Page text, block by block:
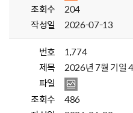
조회수
204
작성일
2026-07-13
번호
1,774
제목
2026년 7월 기일
파일
조회수
486